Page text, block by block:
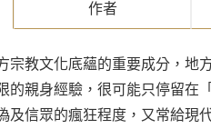
作者
宗教文化底蘊的重要成分，
的親身經驗，很可能只停留在
及信眾的瘋狂程度，又常給現